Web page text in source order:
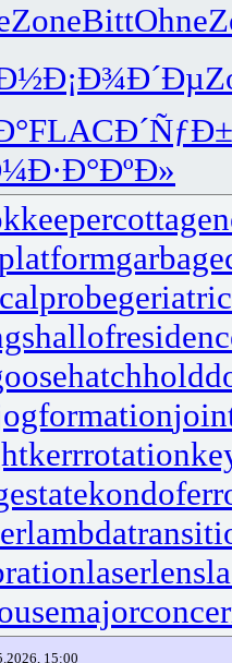
ZoneBittOhne
Ð¡Ð¾Ð´Ðµ
FLAC
Ð·Ð°ÐºÐ»
kerrrotation
laserlens
15:00